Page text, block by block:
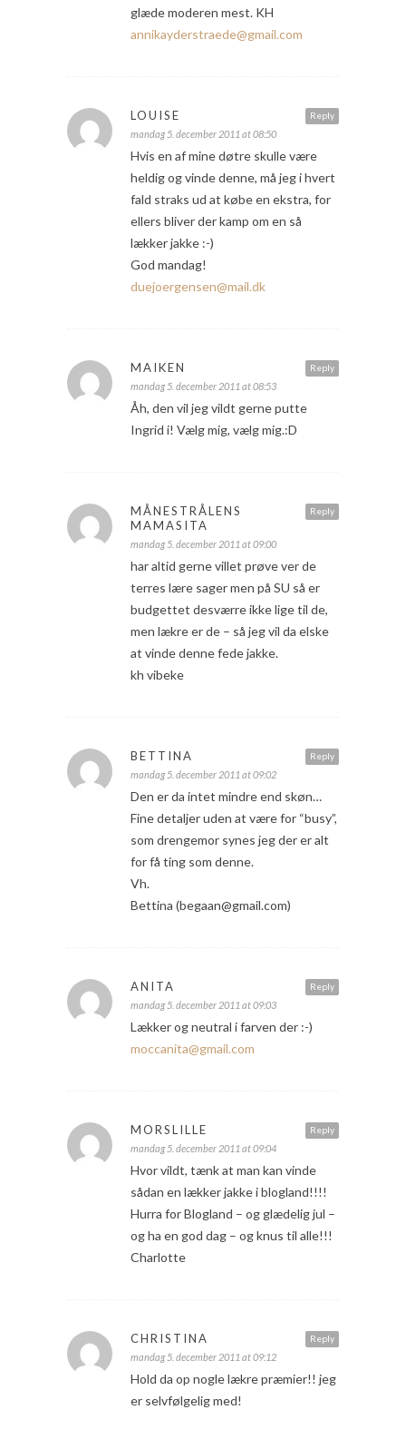
glæde moderen mest. KH
annikayderstraede@gmail.com
Reply
LOUISE
mandag 5. december 2011 at 08:50
Hvis en af mine døtre skulle være
heldig og vinde denne, må jeg i hvert
fald straks ud at købe en ekstra, for
ellers bliver der kamp om en så
lækker jakke :-)
God mandag!
duejoergensen@mail.dk
Reply
MAIKEN
mandag 5. december 2011 at 08:53
Åh, den vil jeg vildt gerne putte
Ingrid i! Vælg mig, vælg mig.:D
Reply
MÅNESTRÅLENS
MAMASITA
mandag 5. december 2011 at 09:00
har altid gerne villet prøve ver de
terres lære sager men på SU så er
budgettet desværre ikke lige til de,
men lækre er de – så jeg vil da elske
at vinde denne fede jakke.
kh vibeke
Reply
BETTINA
mandag 5. december 2011 at 09:02
Den er da intet mindre end skøn…
Fine detaljer uden at være for “busy”,
som drengemor synes jeg der er alt
for få ting som denne.
Vh.
Bettina (begaan@gmail.com)
Reply
ANITA
mandag 5. december 2011 at 09:03
Lækker og neutral i farven der :-)
moccanita@gmail.com
Reply
MORSLILLE
mandag 5. december 2011 at 09:04
Hvor vildt, tænk at man kan vinde
sådan en lækker jakke i blogland!!!!
Hurra for Blogland – og glædelig jul –
og ha en god dag – og knus til alle!!!
Charlotte
Reply
CHRISTINA
mandag 5. december 2011 at 09:12
Hold da op nogle lækre præmier!! jeg
er selvfølgelig med!